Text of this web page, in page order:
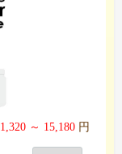
1,320 ～ 15,180 円